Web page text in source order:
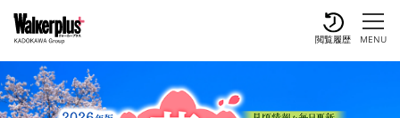
MENU
閲覧履歴